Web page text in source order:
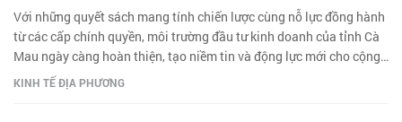
Với những quyết sách mang tính chiến lược cùng nỗ lực đồng hành
từ các cấp chính quyền, môi trường đầu tư kinh doanh của tỉnh Cà
Mau ngày càng hoàn thiện, tạo niềm tin và động lực mới cho cộng
đồng doanh nghiệp bứt phá, tăng trưởng.
KINH TẾ ĐỊA PHƯƠNG